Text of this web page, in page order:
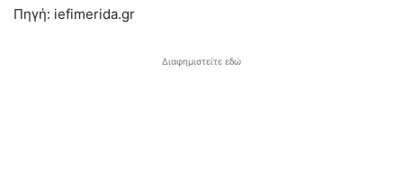
Πηγή: iefimerida.gr
Διαφημιστείτε εδώ